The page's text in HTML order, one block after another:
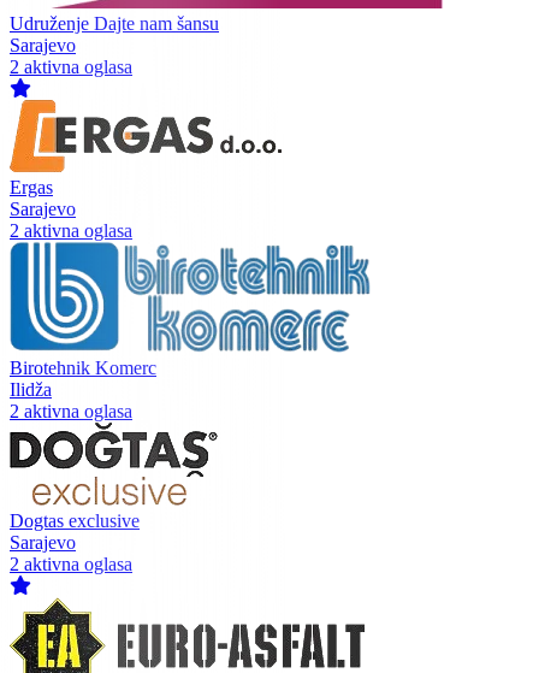
Udruženje Dajte nam šansu
Sarajevo
2 aktivna oglasa
Ergas
Sarajevo
2 aktivna oglasa
Birotehnik Komerc
Ilidža
2 aktivna oglasa
Dogtas exclusive
Sarajevo
2 aktivna oglasa